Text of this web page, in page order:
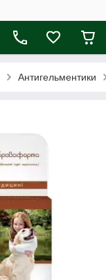
Антигельментики